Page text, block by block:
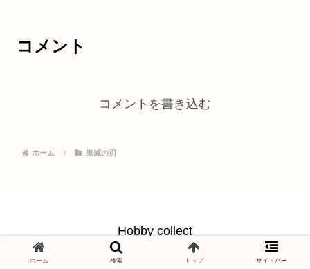
コメント
コメントを書き込む
ホーム 鬼滅の刃
Hobby collect
© 2021 Hobby collect.
ホーム 検索 トップ サイドバー